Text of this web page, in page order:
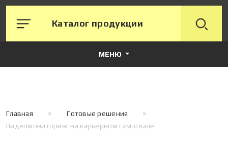
Каталог продукции
МЕНЮ
Главная > Готовые решения
>
Видеомониторинг на карьерном самосвале